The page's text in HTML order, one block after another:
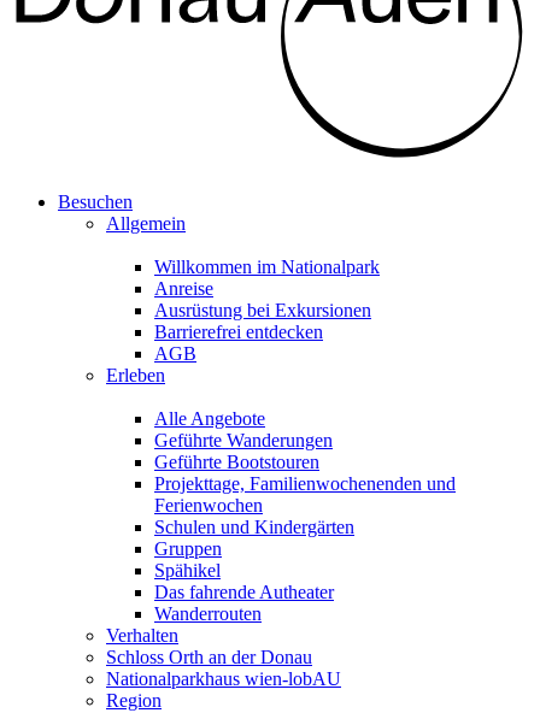
Besuchen
Allgemein
Willkommen im Nationalpark
Anreise
Ausrüstung bei Exkursionen
Barrierefrei entdecken
AGB
Erleben
Alle Angebote
Geführte Wanderungen
Geführte Bootstouren
Projekttage, Familienwochenenden und
Ferienwochen
Schulen und Kindergärten
Gruppen
Spähikel
Das fahrende Autheater
Wanderrouten
Verhalten
Schloss Orth an der Donau
Nationalparkhaus wien-lobAU
Region